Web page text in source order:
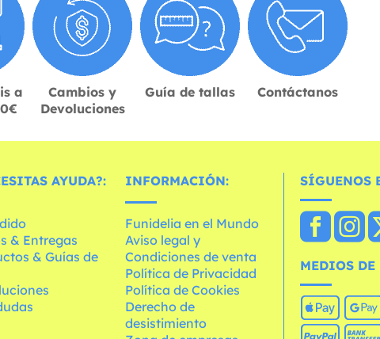
a
Cambios y
Devoluciones
Guía de tallas Contáctanos
AYUDA?:
& Entregas
& Guías de
INFORMACIÓN:
Funidelia en el Mundo
Aviso legal y
Condiciones de venta
Política de Privacidad
Política de Cookies
Derecho de
desistimiento
SÍGUENOS
MEDIOS